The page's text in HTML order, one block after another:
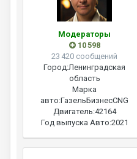
Модераторы
10 598
23 420 сообщений
Город:Ленинградская
область
Марка
авто:ГазельБизнесCNG
Двигатель:42164
Год выпуска Авто:2021